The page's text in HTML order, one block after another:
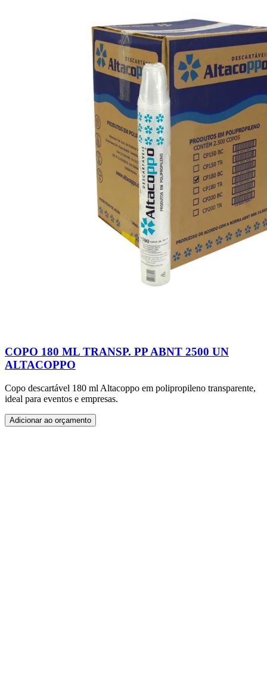
COPO 180 ML TRANSP. PP ABNT 2500 UN
ALTACOPPO
Copo descartável 180 ml Altacoppo em polipropileno transparente,
ideal para eventos e empresas.
Adicionar ao orçamento